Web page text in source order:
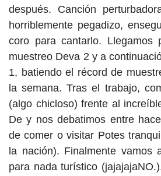
después. Canción
horriblemente pegadizo,
coro para cantarlo.
muestreo Deva 2 y a
1, batiendo el récord de
la semana. Tras el trabajo,
(algo chicloso) frente al
De y nos debatimos entre
de comer o visitar Potes
la nación). Finalmente vamos
para nada turístico